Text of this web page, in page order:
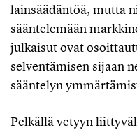
lainsäädäntöä, mutta
sääntelemään
julkaisut ovat
selventämisen sijaan
sääntelyn
Pelkällä vetyyn